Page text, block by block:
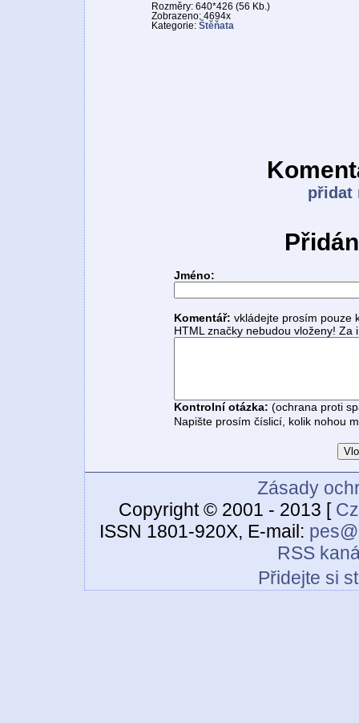
Rozměry: 640*426 (56 Kb.)
Zobrazeno: 4694x
Kategorie: Štěňata
přidat
Jméno:
Komentář: vkládejte prosím pouze
HTML značky nebudou vloženy!
Kontrolní otázka: (ochrana proti
Napište prosím číslicí, kolik nohou
Zásady
Copyright © 2001 - 2013 [
ISSN 1801-920X, E-mail:
RSS
Přidejte si